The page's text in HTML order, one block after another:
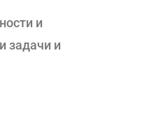
и
задачи и